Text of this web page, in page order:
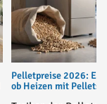
Pelletpreise 2026:
ob Heizen mit Pellets